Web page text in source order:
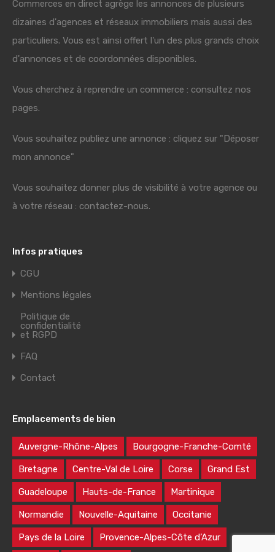
Commerces en direct agrège les annonces de plusieurs
dizaines d'agences et réseaux immobiliers mais aussi des
particuliers. Vous est ainsi offert l'un des plus grands choix
d'annonces et de coordonnées disponibles.
Vous cherchez à reprendre un commerce : consultez nos
pages.
Vous souhaitez publiez une annonce : cliquez sur "Déposer
mon annonce"
Vous souhaitez donner plus de visibilité à votre agence ou
à votre réseau : contactez-nous.
Infos pratiques
CGU
Mentions légales
Politique de
confidentialité
et RGPD
FAQ
Contact
Emplacements de bien
Auvergne-Rhône-Alpes Bourgogne-Franche-Comté
Bretagne Centre-Val de Loire Corse Grand Est
Guadeloupe Hauts-de-France Martinique
Normandie Nouvelle-Aquitaine Occitanie
Pays de la Loire Provence-Alpes-Côte d’Azur